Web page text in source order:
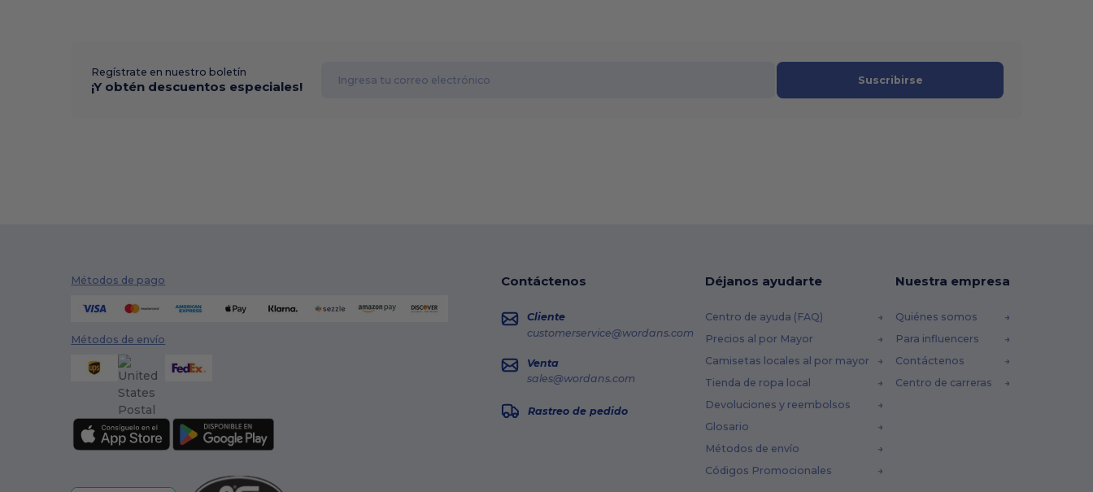
Regístrate en nuestro boletín
¡Y obtén descuentos especiales! Suscribirse
Métodos de pago
Métodos de envío
Contáctenos
Cliente
customerservice@wordans.com
Venta
sales@wordans.com
Rastreo de pedido
Déjanos ayudarte
Centro de ayuda (FAQ)
Precios al por Mayor
Camisetas locales al por mayor
Tienda de ropa local
Devoluciones y reembolsos
Glosario
Métodos de envío
Códigos Promocionales
Nuestra empresa
Quiénes somos
Para influencers
Contáctenos
Centro de carreras